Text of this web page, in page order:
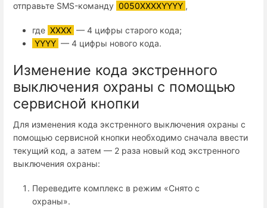
отправьте SMS-команду 0050XXXXYYYY ,
где XXXX — 4 цифры старого кода;
YYYY — 4 цифры нового кода.
Изменение кода экстренного
выключения охраны с помощью
сервисной кнопки
Для изменения кода экстренного выключения охраны с
помощью сервисной кнопки необходимо сначала ввести
текущий код, а затем — 2 раза новый код экстренного
выключения охраны:
Переведите комплекс в режим «Снято с
охраны».